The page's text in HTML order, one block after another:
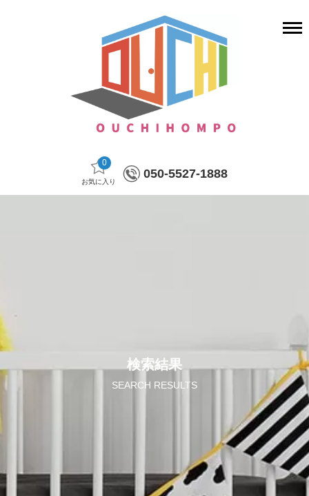
0
お気に入り
050-5527-1888
検索結果
SEARCH RESULTS